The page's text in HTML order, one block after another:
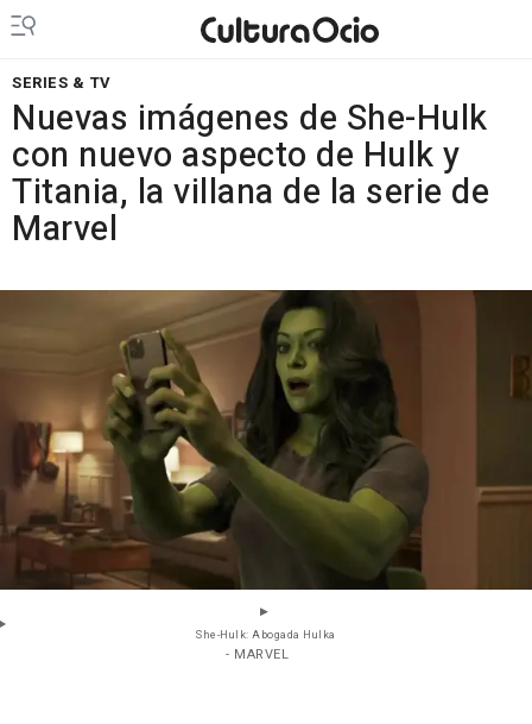
SERIES & TV
Nuevas imágenes de She-Hulk
con nuevo aspecto de Hulk y
Titania, la villana de la serie de
Marvel
She-Hulk: Abogada Hulka
- MARVEL